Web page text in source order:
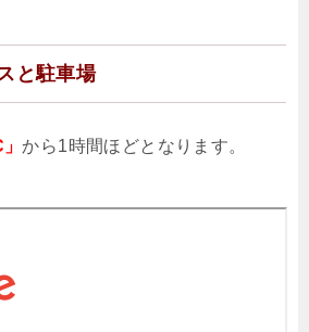
と駐車場
」から1時間ほどとなります。